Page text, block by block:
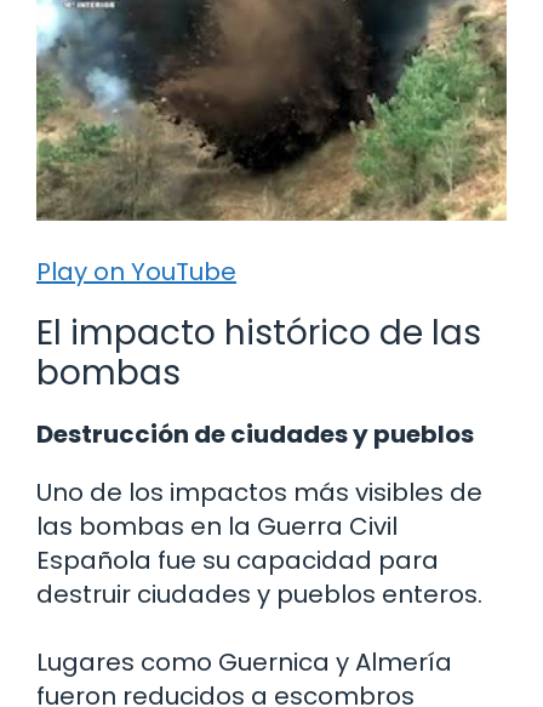
Play on YouTube
El impacto histórico de las
bombas
Destrucción de ciudades y pueblos
Uno de los impactos más visibles de
las bombas en la Guerra Civil
Española fue su capacidad para
destruir ciudades y pueblos enteros.
Lugares como Guernica y Almería
fueron reducidos a escombros